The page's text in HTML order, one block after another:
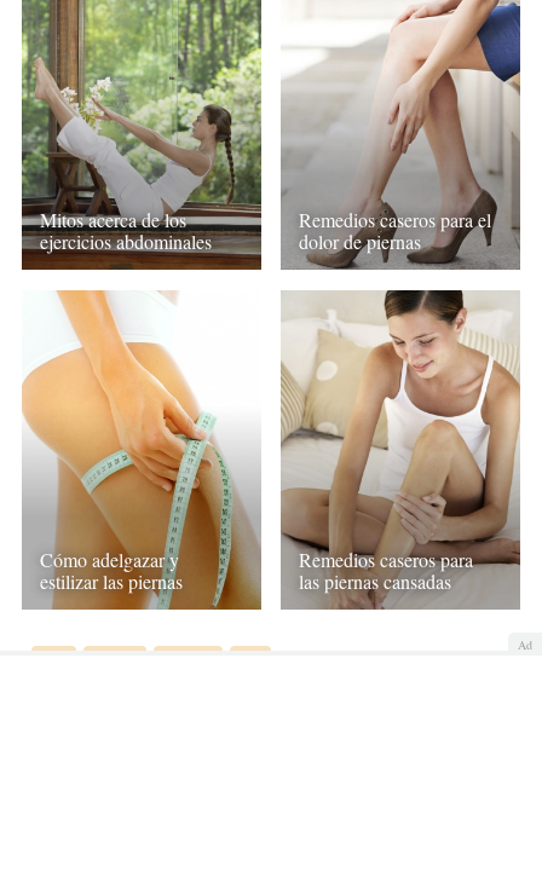
Mitos acerca de los
ejercicios abdominales
Remedios caseros para el
dolor de piernas
Cómo adelgazar y
estilizar las piernas
Remedios caseros para
las piernas cansadas
Ad